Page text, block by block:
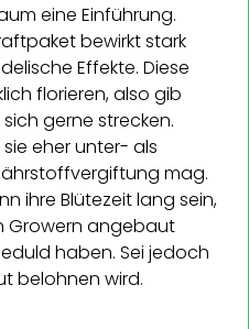
eine Einführung.
bewirkt stark
Effekte. Diese
florieren, also gib
gerne strecken.
eher unter- als
mag.
ihre Blütezeit lang sein,
Growern angebaut
haben. Sei jedoch
belohnen wird.